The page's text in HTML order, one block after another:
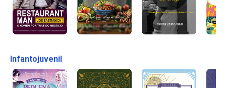
Infantojuvenil